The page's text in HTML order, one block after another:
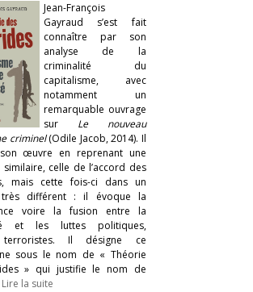
Jean-François
Gayraud s’est fait
connaître par son
analyse de la
criminalité du
capitalisme, avec
notamment un
remarquable ouvrage
sur Le nouveau
criminel(Odile Jacob, 2014). Il
œuvre en reprenant une
celle de l’accord des
mais cette fois-ci dans un
très différent : il évoque la
voire la fusion entre la
et les luttes politiques,
terroristes. Il désigne ce
sous le nom de « Théorie
» qui justifie le nom de
Lire la suite